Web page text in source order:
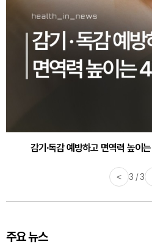
감기·독감 예방하고 면역력 높이
< 3 / 3
주요 뉴스